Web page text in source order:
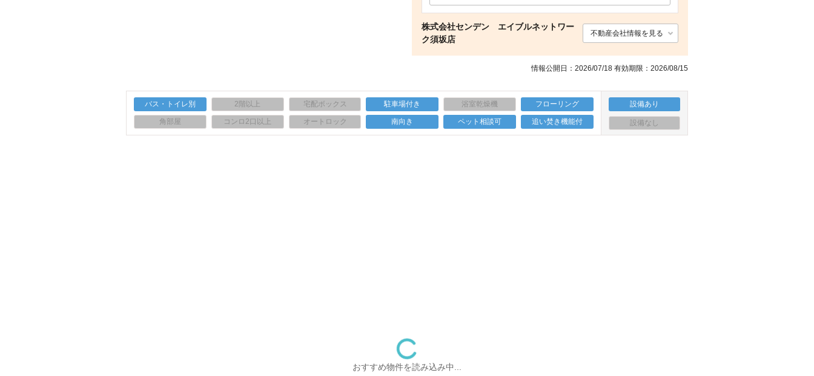
株式会社センデン エイブルネットワー
ク須坂店
不動産会社情報を見る
情報公開日：2026/07/18 有効期限：2026/08/15
バス・トイレ別 2階以上 宅配ボックス 駐車場付き 浴室乾燥機 フローリング
角部屋 コンロ2口以上 オートロック 南向き ペット相談可 追い焚き機能付
設備あり
設備なし
おすすめ物件を読み込み中...